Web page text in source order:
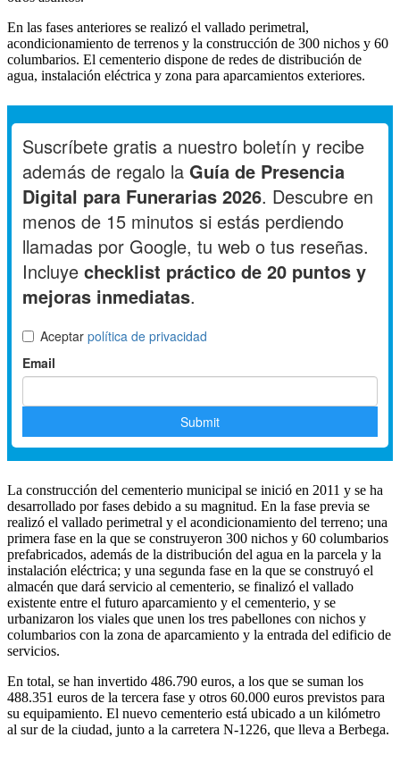
En las fases anteriores se realizó el vallado perimetral,
acondicionamiento de terrenos y la construcción de 300 nichos y 60
columbarios. El cementerio dispone de redes de distribución de
agua, instalación eléctrica y zona para aparcamientos exteriores.
La construcción del cementerio municipal se inició en 2011 y se ha
desarrollado por fases debido a su magnitud. En la fase previa se
realizó el vallado perimetral y el acondicionamiento del terreno; una
primera fase en la que se construyeron 300 nichos y 60 columbarios
prefabricados, además de la distribución del agua en la parcela y la
instalación eléctrica; y una segunda fase en la que se construyó el
almacén que dará servicio al cementerio, se finalizó el vallado
existente entre el futuro aparcamiento y el cementerio, y se
urbanizaron los viales que unen los tres pabellones con nichos y
columbarios con la zona de aparcamiento y la entrada del edificio de
servicios.
En total, se han invertido 486.790 euros, a los que se suman los
488.351 euros de la tercera fase y otros 60.000 euros previstos para
su equipamiento. El nuevo cementerio está ubicado a un kilómetro
al sur de la ciudad, junto a la carretera N-1226, que lleva a Berbega.